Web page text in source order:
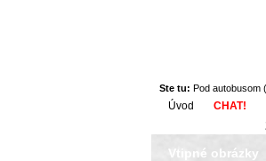
Ste tu: Pod autobusom (
Úvod
CHAT!
Vtipné obrázky